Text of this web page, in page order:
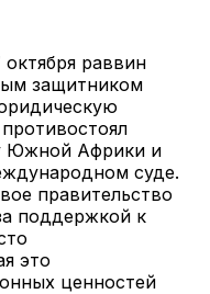
раввин
защитником
Южной Африки и
суде.
правительство
поддержкой к
это
ценностей